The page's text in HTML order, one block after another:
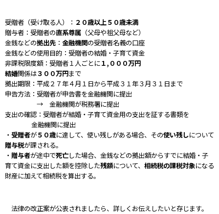
受贈者（受け取る人）： ２０歳以上５０歳未満
贈与者：受贈者の直系尊属 （父母や祖父母など）
金銭などの拠出先 ： 金融機関の受贈者名義の口座
金銭などの使用目的：受贈者の結婚・子育て資金
非課税限度額：受贈者１人ごとに１,０００万円
結婚関係は３００万円まで
拠出期限：平成２７年４月１日から平成３１年３月３１日まで
申告方法：受贈者が申告書を金融機関に提出
→ 金融機関が税務署に提出
支出の確認：受贈者が結婚・子育て資金用の支出を証する書類を
金融機関に提出
・ 受贈者が５０歳に達して、使い残しがある場合、その使い残しについて
贈与税が課される。
・ 贈与者が途中で死亡した場合、金銭などの拠出額からすでに結婚・子
育て資金に支出した額を控除した残額について、 相続税の課税対象になる
財産に加えて相続税を算出する。
法律の改正案が公表されましたら、詳しくお伝えしたいと存じます。